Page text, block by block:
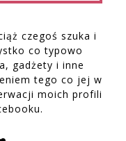
czegoś szuka i
co typowo
gadżety i inne
tego co jej w
moich profili